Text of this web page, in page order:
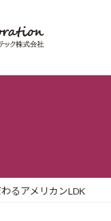
るアメリカンLDK